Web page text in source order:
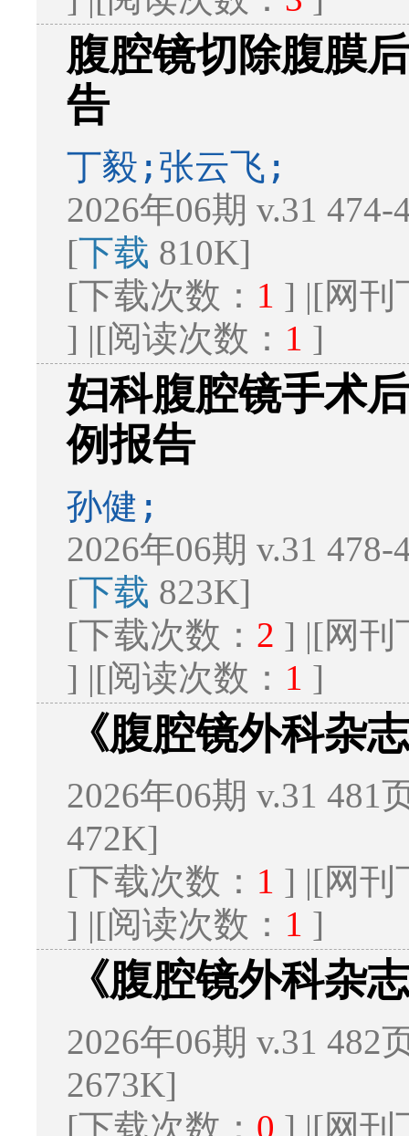
腹腔镜切除腹膜
告
丁毅;张云飞;
2026年06期 v.31
[下载 810K]
[下载次数： 1 ] |[网刊
] |[阅读次数： 1 ]
妇科腹腔镜手术
例报告
孙健;
2026年06期 v.31
[下载 823K]
[下载次数： 2 ] |[网刊
] |[阅读次数： 1 ]
《腹腔镜外科杂
2026年06期 v.31 481
472K]
[下载次数： 1 ] |[网刊
] |[阅读次数： 1 ]
《腹腔镜外科杂
2026年06期 v.31 482
2673K]
[下载次数： 0 ] |[网刊